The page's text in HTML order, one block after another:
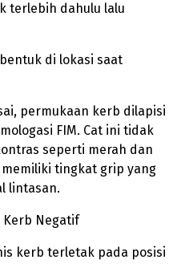
terlebih dahulu lalu
di lokasi saat
permukaan kerb dilapisi
FIM. Cat ini tidak
seperti merah dan
tingkat grip yang
lintasan.
Kerb Negatif
kerb terletak pada posisi